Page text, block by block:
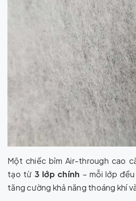
Một chiếc bỉm Air-through cao
tạo từ 3 lớp chính – mỗi lớp
tăng cường khả năng thoáng khí